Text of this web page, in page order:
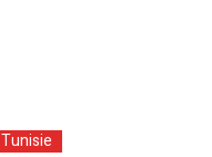
Tunisie